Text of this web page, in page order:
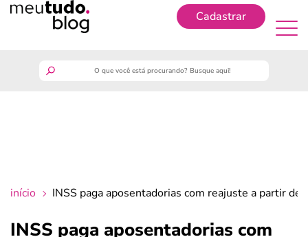
Cadastrar
início INSS paga aposentadorias com reajuste a partir de
INSS paga aposentadorias com